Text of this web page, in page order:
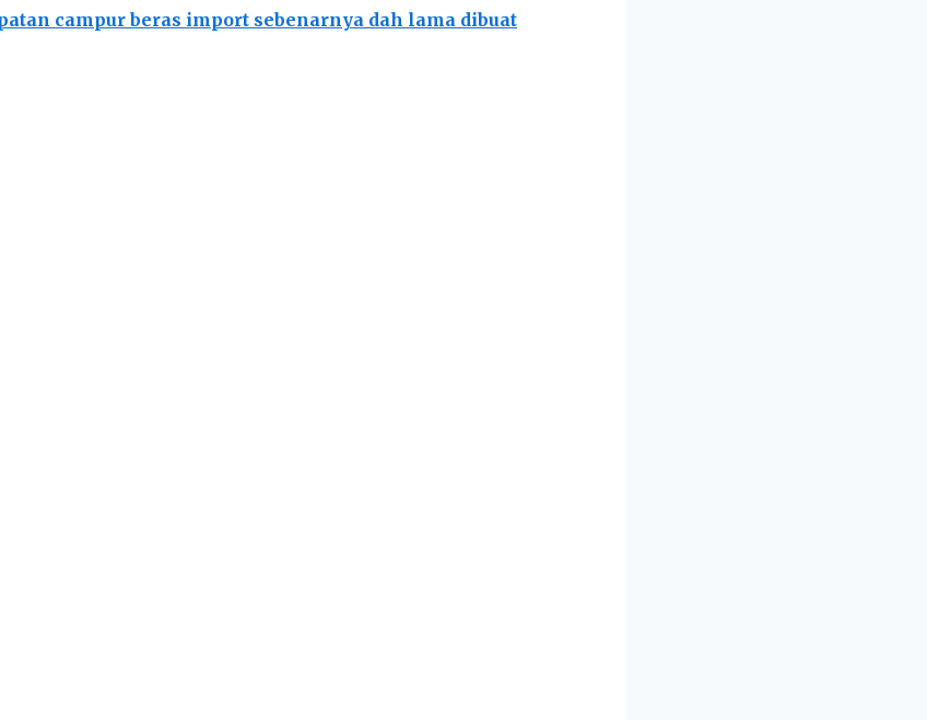
campur beras import sebenarnya dah lama dibuat